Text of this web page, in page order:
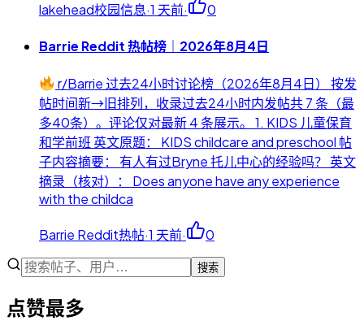
lakehead校园信息·1 天前· 0
Barrie Reddit 热帖榜｜2026年8月4日
r/Barrie 过去24小时讨论榜（2026年8月4日） 按发
帖时间新→旧排列，收录过去24小时内发帖共 7 条（最
多40条）。评论仅对最新 4 条展示。 1. KIDS 儿童保育
和学前班 英文原题： KIDS childcare and preschool 帖
子内容摘要： 有人有过Bryne 托儿中心的经验吗？ 英文
摘录（核对）： Does anyone have any experience
with the childca
Barrie Reddit热帖·1 天前· 0
搜索
点赞最多